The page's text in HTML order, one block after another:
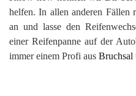
helfen. In allen anderen Fällen
an und lasse den
einer Reifenpanne auf der
immer einem Profi aus Bruchsal